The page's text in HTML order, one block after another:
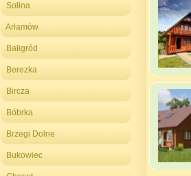
Solina
Arłamów
Baligród
Berezka
Bircza
Bóbrka
Brzegi Dolne
Bukowiec